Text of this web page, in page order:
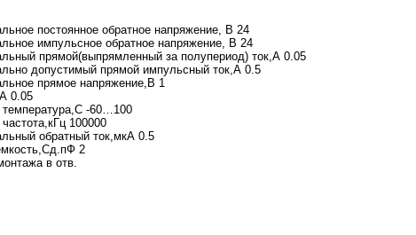
постоянное обратное напряжение, В 24
импульсное обратное напряжение, В 24
прямой(выпрямленный за полупериод) ток,А 0.05
допустимый прямой импульсный ток,А 0.5
прямое напряжение,В 1
0.05
температура,С -60…100
100000
обратный ток,мкА 0.5
2
в отв.